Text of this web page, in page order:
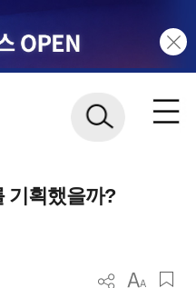
기획했을까?